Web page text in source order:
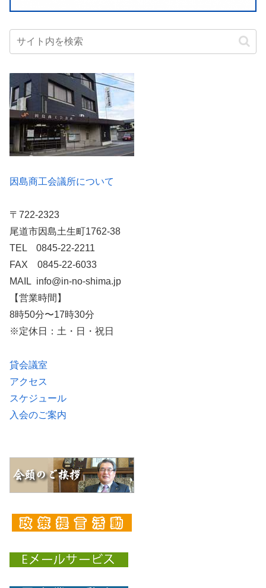
因島商工会議所について
〒722-2323
尾道市因島土生町1762-38
TEL 0845-22-2211
FAX 0845-22-6033
MAIL info@in-no-shima.jp
【営業時間】
8時50分〜17時30分
※定休日：土・日・祝日
貸会議室
アクセス
スケジュール
入会のご案内